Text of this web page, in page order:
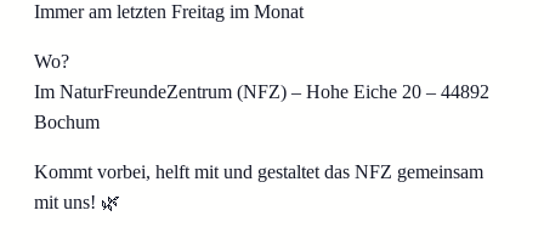
Immer am letzten Freitag im Monat
Wo?
Im NaturFreundeZentrum (NFZ) – Hohe Eiche 20 – 44892
Bochum
Kommt vorbei, helft mit und gestaltet das NFZ gemeinsam
mit uns! 🌿